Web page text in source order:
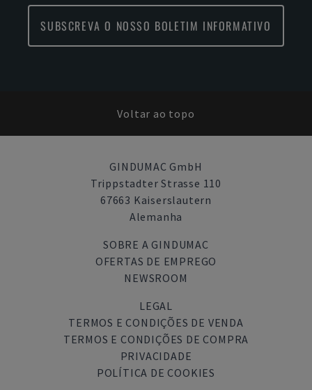
SUBSCREVA O NOSSO BOLETIM INFORMATIVO
Voltar ao topo
GINDUMAC GmbH
Trippstadter Strasse 110
67663 Kaiserslautern
Alemanha
SOBRE A GINDUMAC
OFERTAS DE EMPREGO
NEWSROOM
LEGAL
TERMOS E CONDIÇÕES DE VENDA
TERMOS E CONDIÇÕES DE COMPRA
PRIVACIDADE
POLÍTICA DE COOKIES